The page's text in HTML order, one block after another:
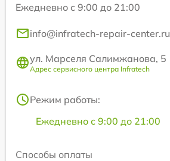
Ежедневно с 9:00 до 21:00
info@infratech-repair-center.ru
ул. Марселя Салимжанова, 5
Адрес сервисного центра Infratech
Режим работы:
Ежедневно с 9:00 до 21:00
Способы оплаты